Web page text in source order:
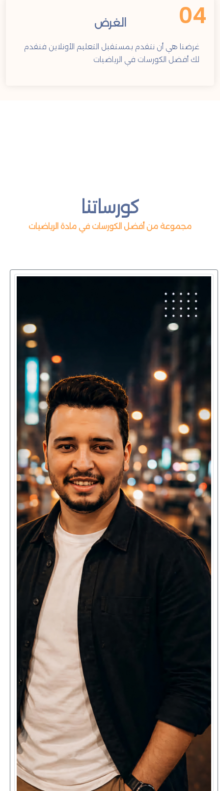
04 الغرض
غرضنا هي أن نتقدم بمستقبل التعليم الأونلاين فنقدم
لك أفضل الكورسات في الرياضيات
كورساتنا
مجموعة من أفضل الكورسات في مادة الرياضيات